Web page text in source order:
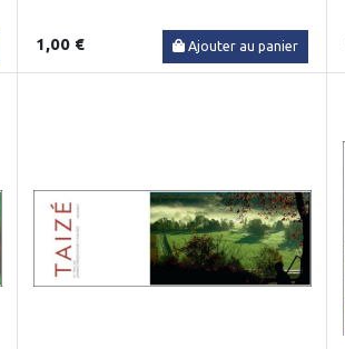
1,00 € Ajouter au panier